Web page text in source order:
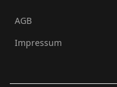
AGB
Impressum